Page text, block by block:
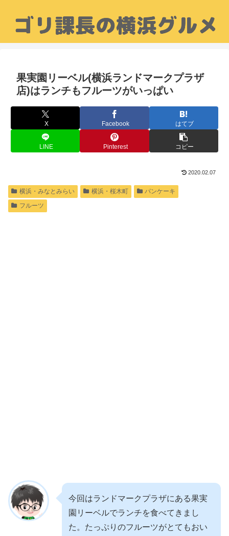
果実園リーベル(横浜ランドマークプラザ
店)はランチもフルーツがいっぱい
X Facebook はてブ
LINE Pinterest コピー
2020.02.07
横浜・みなとみらい 横浜・桜木町
パンケーキ
フルーツ
今回はランドマークプラザにある果実
園リーベルでランチを食べてきまし
た。たっぷりのフルーツがとてもおい